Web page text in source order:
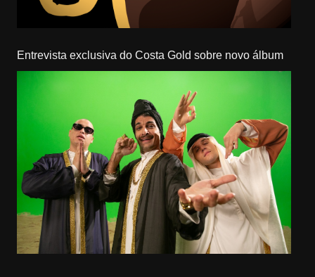
Entrevista exclusiva do Costa Gold sobre novo álbum